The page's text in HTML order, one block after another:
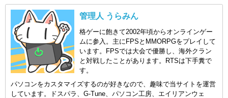
管理人 うらみん
格ゲーに飽きて2002年頃からオンラインゲー
ムに参入。主にFPSとMMORPGをプレイして
います。FPSでは大会で優勝し、海外クラン
と対戦したことがあります。RTSは下手糞で
す。
パソコンをカスタマイズするのが好きなので、趣味で当サイトを運営
しています。ドスパラ、G-Tune、パソコン工房、エイリアンウェ